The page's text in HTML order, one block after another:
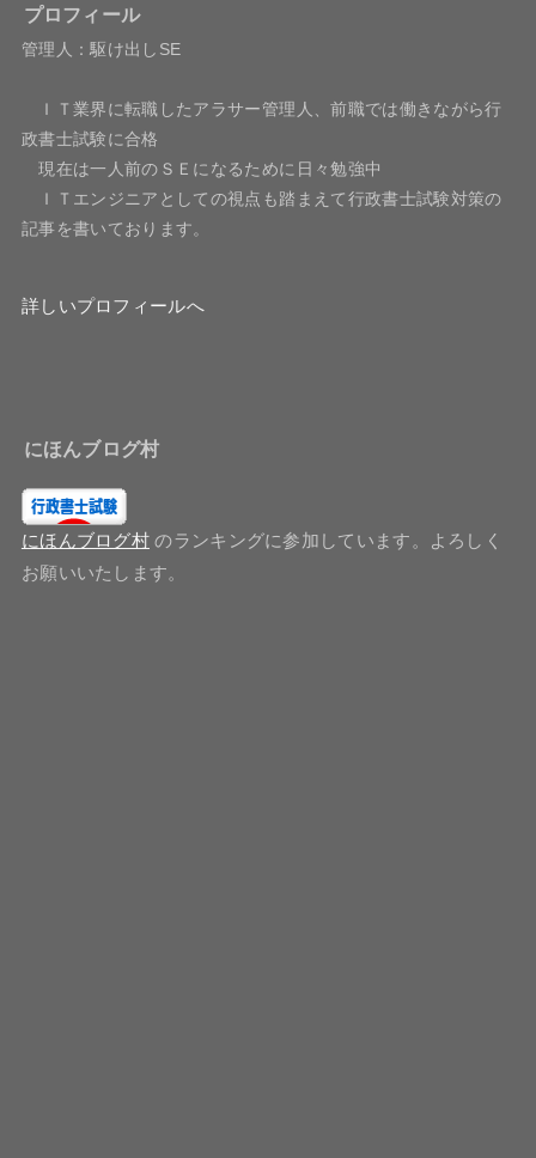
プロフィール
管理人：駆け出しSE
ＩＴ業界に転職したアラサー管理人、前職では働きながら行
政書士試験に合格
現在は一人前のＳＥになるために日々勉強中
ＩＴエンジニアとしての視点も踏まえて行政書士試験対策の
記事を書いております。
詳しいプロフィールへ
にほんブログ村
にほんブログ村 のランキングに参加しています。よろしく
お願いいたします。